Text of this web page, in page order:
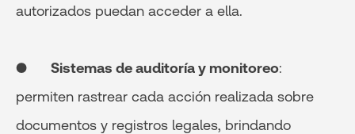
autorizados puedan acceder a ella.
● Sistemas de auditoría y monitoreo:
permiten rastrear cada acción realizada sobre
documentos y registros legales, brindando